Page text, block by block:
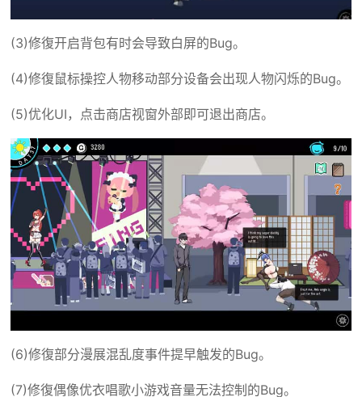
(3)修復开启背包有时会导致白屏的Bug。
(4)修復鼠标操控人物移动部分设备会出现人物闪烁的Bug。
(5)优化UI，点击商店视窗外部即可退出商店。
(6)修復部分漫展混乱度事件提早触发的Bug。
(7)修復偶像优衣唱歌小游戏音量无法控制的Bug。